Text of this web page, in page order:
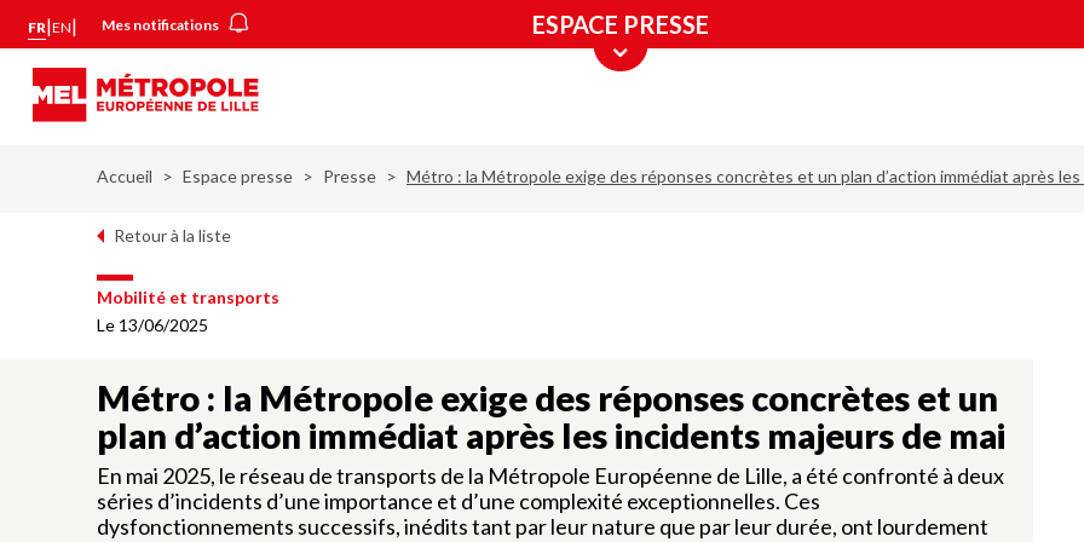
principal
FR|EN| Mes notifications ESPACE PRESSE
Accueil Espace presse Presse Métro : la Métropole exige des réponses concrètes et un plan d’action immédiat après
Retour à la liste
Mobilité et transports
Le 13/06/2025
Métro : la Métropole exige des réponses concrètes et un
plan d’action immédiat après les incidents majeurs de mai
En mai 2025, le réseau de transports de la Métropole Européenne de Lille, a été confronté à deux
séries d’incidents d’une importance et d’une complexité exceptionnelles. Ces
dysfonctionnements successifs, inédits tant par leur nature que par leur durée, ont lourdement
Panneau de gestion des cookies